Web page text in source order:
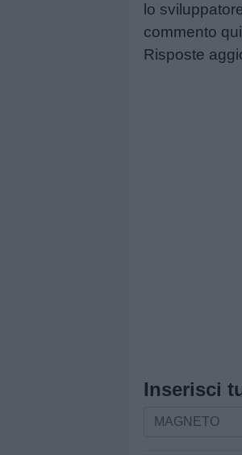
lo
commento
Risposte
Inserisci
Inserisci